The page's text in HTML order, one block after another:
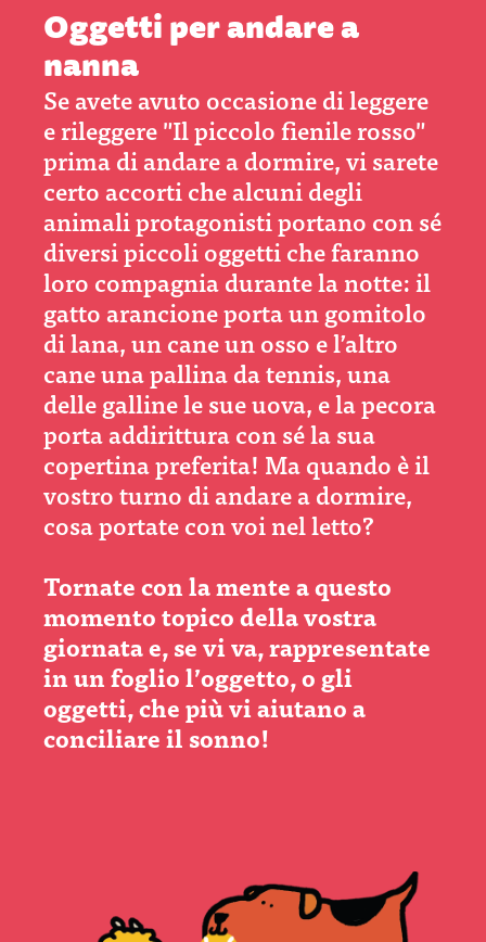
Oggetti per andare a
nanna
Se avete avuto occasione di leggere
e rileggere "Il piccolo fienile rosso"
prima di andare a dormire, vi sarete
certo accorti che alcuni degli
animali protagonisti portano con sé
diversi piccoli oggetti che faranno
loro compagnia durante la notte: il
gatto arancione porta un gomitolo
di lana, un cane un osso e l’altro
cane una pallina da tennis, una
delle galline le sue uova, e la pecora
porta addirittura con sé la sua
copertina preferita! Ma quando è il
vostro turno di andare a dormire,
cosa portate con voi nel letto?
Tornate con la mente a questo
momento topico della vostra
giornata e, se vi va, rappresentate
in un foglio l’oggetto, o gli
oggetti, che più vi aiutano a
conciliare il sonno!